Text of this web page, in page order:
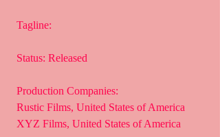
Tagline:
Status: Released
Production Companies:
Rustic Films, United States of America
XYZ Films, United States of America